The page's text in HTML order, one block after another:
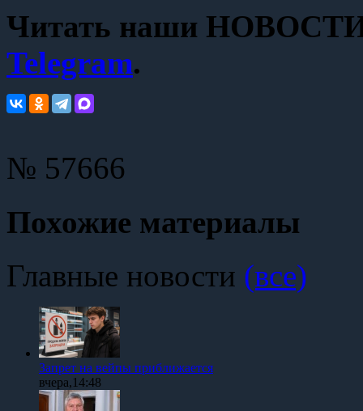
Читать наши НОВОСТИ
Telegram.
№ 57666
Похожие материалы
Главные новости (все)
Запрет на вейпы приближается
вчера,14:48